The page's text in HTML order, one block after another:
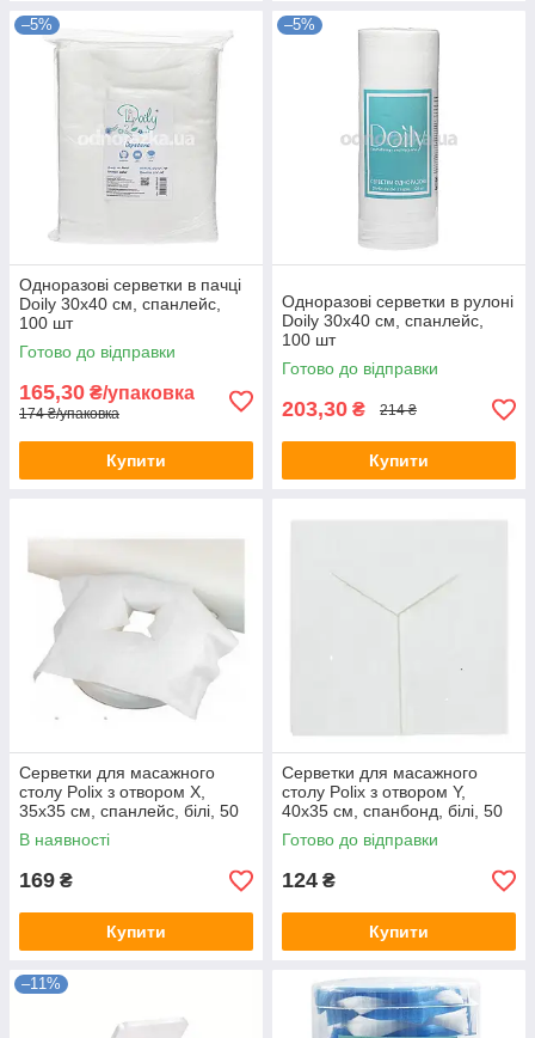
–5%
Одноразові серветки в пачці
Doily 30х40 см, спанлейс,
100 шт
Готово до відправки
165,30 ₴/упаковка
174 ₴/упаковка
Купити
–5%
Одноразові серветки в рулоні
Doily 30х40 см, спанлейс,
100 шт
Готово до відправки
203,30 ₴ 214 ₴
Купити
Серветки для масажного
столу Polix з отвором X,
35х35 см, спанлейс, білі, 50
шт
В наявності
169 ₴
Купити
Серветки для масажного
столу Polix з отвором Y,
40х35 см, спанбонд, білі, 50
шт
Готово до відправки
124 ₴
Купити
–11%